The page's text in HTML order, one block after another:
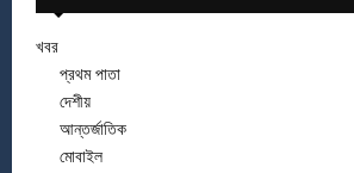
খবর
প্রথম পাতা
দেশীয়
আন্তর্জাতিক
মোবাইল